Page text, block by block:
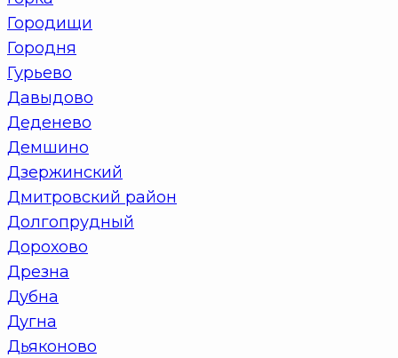
Городищи
Городня
Гурьево
Давыдово
Деденево
Демшино
Дзержинский
Дмитровский район
Долгопрудный
Дорохово
Дрезна
Дубна
Дугна
Дьяконово